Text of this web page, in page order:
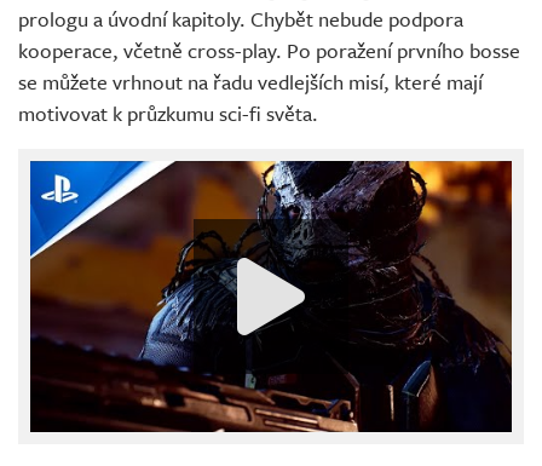
prologu a úvodní kapitoly. Chybět nebude podpora
kooperace, včetně cross-play. Po poražení prvního bosse
se můžete vrhnout na řadu vedlejších misí, které mají
motivovat k průzkumu sci-fi světa.